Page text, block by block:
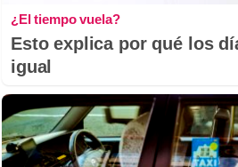
¿El tiempo vuela?
Esto explica por qué los
igual